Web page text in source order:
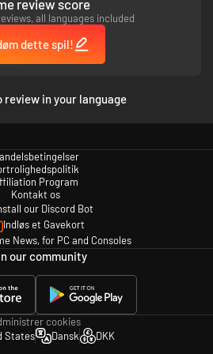
review score
all languages included
dette spil!
review in your language
Program
Kontakt os
our Discord Bot
Indløs et Gavekort
News, for PC and Consoles
our community
cookies
States
Dansk DKK